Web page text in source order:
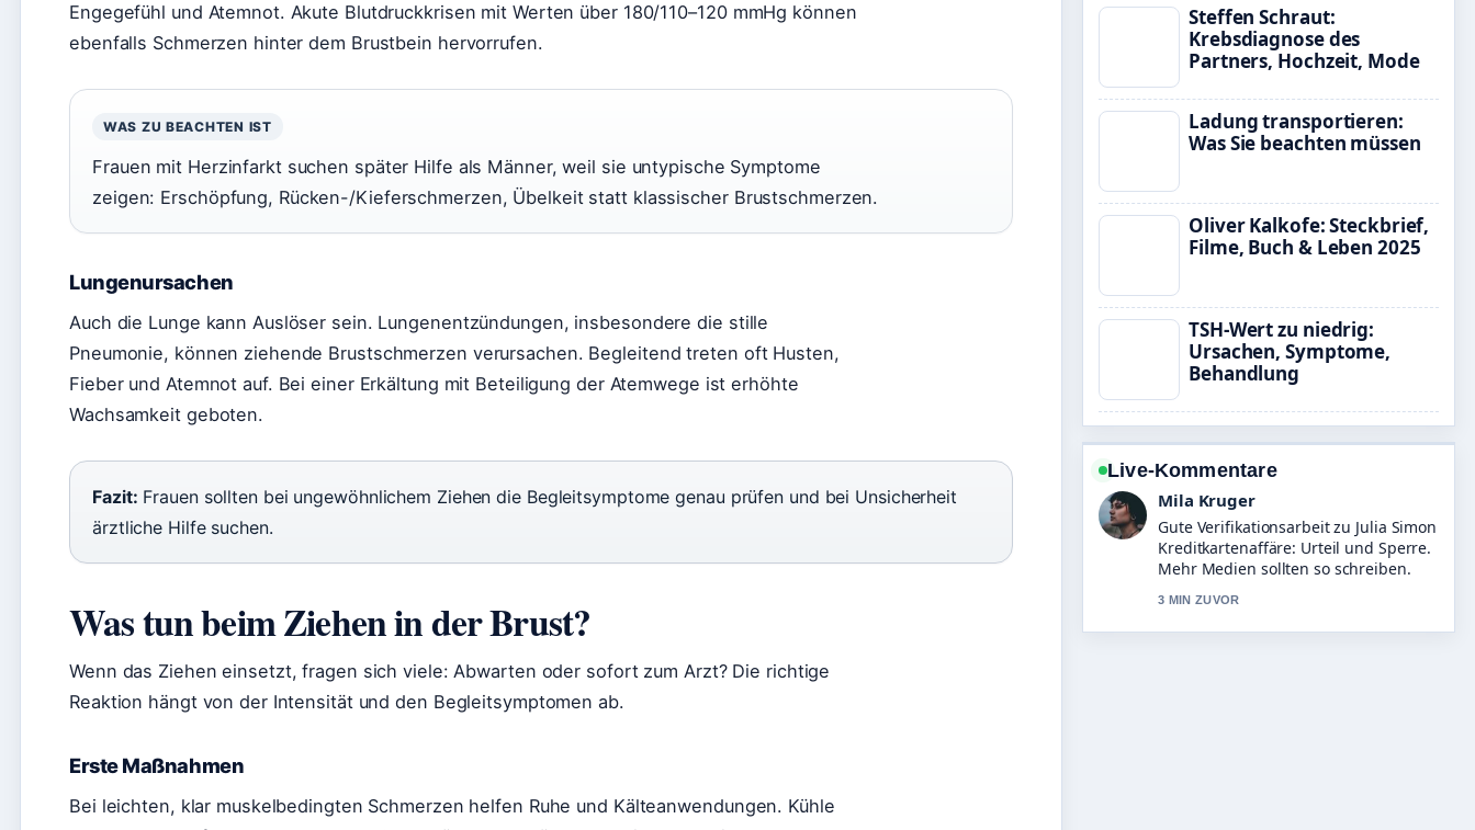
Engegefühl und Atemnot. Akute Blutdruckkrisen mit Werten über 180/110–120 mmHg können
ebenfalls Schmerzen hinter dem Brustbein hervorrufen.
WAS ZU BEACHTEN IST
Frauen mit Herzinfarkt suchen später Hilfe als Männer, weil sie untypische Symptome
zeigen: Erschöpfung, Rücken-/Kieferschmerzen, Übelkeit statt klassischer Brustschmerzen.
Lungenursachen
Auch die Lunge kann Auslöser sein. Lungenentzündungen, insbesondere die stille
Pneumonie, können ziehende Brustschmerzen verursachen. Begleitend treten oft Husten,
Fieber und Atemnot auf. Bei einer Erkältung mit Beteiligung der Atemwege ist erhöhte
Wachsamkeit geboten.
Fazit: Frauen sollten bei ungewöhnlichem Ziehen die Begleitsymptome genau prüfen und bei Unsicherheit
ärztliche Hilfe suchen.
Was tun beim Ziehen in der Brust?
Wenn das Ziehen einsetzt, fragen sich viele: Abwarten oder sofort zum Arzt? Die richtige
Reaktion hängt von der Intensität und den Begleitsymptomen ab.
Erste Maßnahmen
Bei leichten, klar muskelbedingten Schmerzen helfen Ruhe und Kälteanwendungen. Kühle
Steffen Schraut:
Krebsdiagnose des
Partners, Hochzeit, Mode
Ladung transportieren:
Was Sie beachten müssen
Oliver Kalkofe: Steckbrief,
Filme, Buch & Leben 2025
TSH-Wert zu niedrig:
Ursachen, Symptome,
Behandlung
Live-Kommentare
Mila Kruger
Gute Verifikationsarbeit zu Julia Simon
Kreditkartenaffäre: Urteil und Sperre.
Mehr Medien sollten so schreiben.
3 MIN ZUVOR